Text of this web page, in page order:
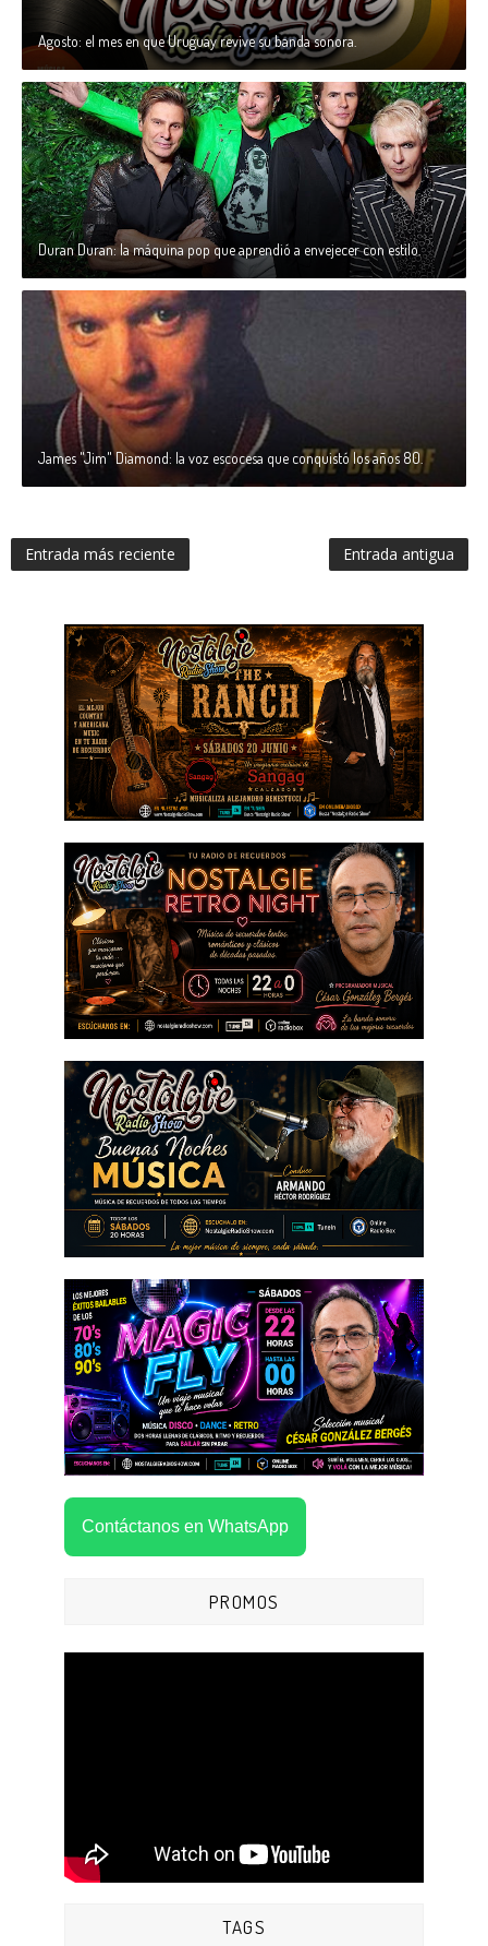
Agosto: el mes en que Uruguay revive su banda sonora.
Duran Duran: la máquina pop que aprendió a envejecer con estilo.
James "Jim" Diamond: la voz escocesa que conquistó los años 80.
Entrada más reciente Entrada antigua
Contáctanos en WhatsApp
PROMOS
TAGS